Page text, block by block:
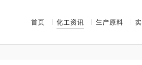
首页 化工资讯 生产原料